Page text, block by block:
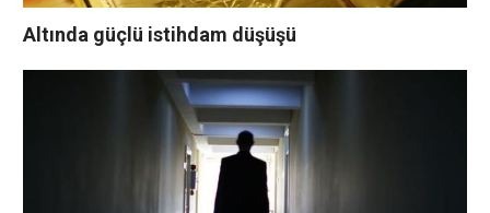
Altında güçlü istihdam düşüşü